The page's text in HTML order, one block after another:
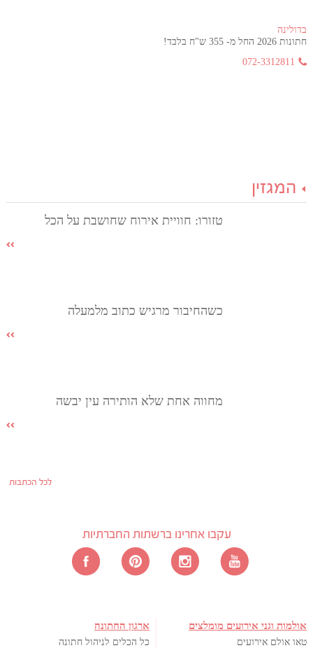
בדולינה
חתונות 2026 החל מ- 355 ש"ח בלבד!
072-3312811
המגזין
טזורו: חוויית אירוח שחושבת על הכל
כשהחיבור מרגיש כתוב מלמעלה
מחווה אחת שלא הותירה עין יבשה
לכל הכתבות
עקבו אחרינו ברשתות החברתיות
אולמות וגני אירועים מומלצים
טאו אולם אירועים
ארגון החתונה
כל הכלים לניהול חתונה